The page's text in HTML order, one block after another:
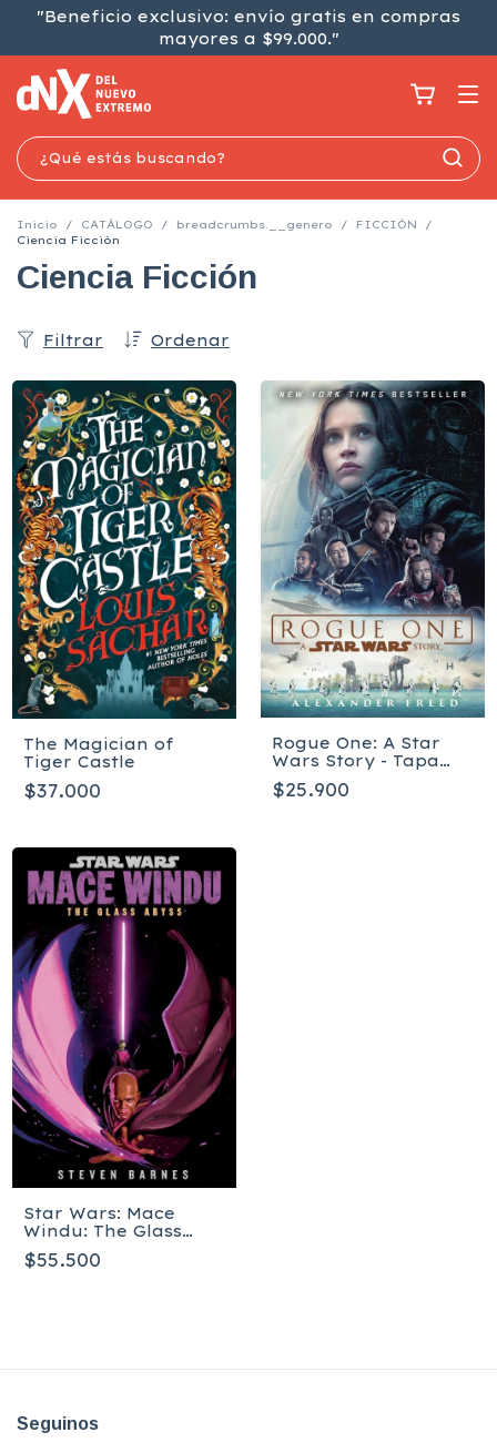
"Beneficio exclusivo: envío gratis en compras
mayores a $99.000."
Inicio / CATÁLOGO / breadcrumbs.__genero / FICCIÓN
/
Ciencia Ficción
Ciencia Ficción
Ordenar
Filtrar
The Magician of
Tiger Castle
$37.000
Rogue One: A Star
Wars Story - Tapa
blanda
$25.900
Star Wars: Mace
Windu: The Glass
Abyss - Tapa dura
$55.500
Seguinos